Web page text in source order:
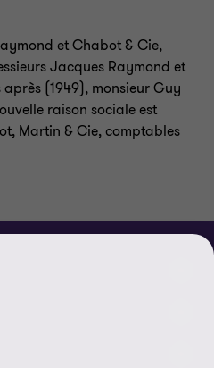
et Chabot & Cie,
Jacques Raymond et
(1949), monsieur Guy
raison sociale est
Martin & Cie, comptables